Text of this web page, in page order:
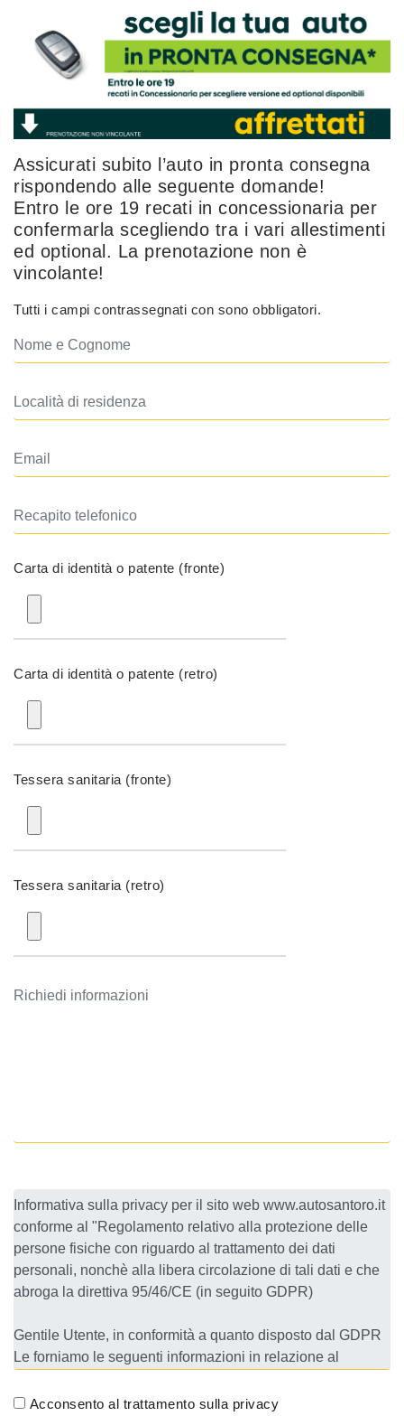
Assicurati subito l’auto in pronta consegna
rispondendo alle seguente domande!
Entro le ore 19 recati in concessionaria per
confermarla scegliendo tra i vari allestimenti
ed optional. La prenotazione non è
vincolante!
Tutti i campi contrassegnati con sono obbligatori.
Carta di identità o patente (fronte)
Carta di identità o patente (retro)
Tessera sanitaria (fronte)
Tessera sanitaria (retro)
Acconsento al trattamento sulla privacy